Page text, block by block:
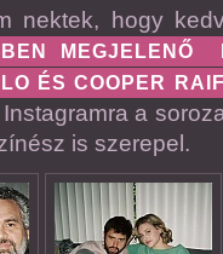
nektek, hogy
BEN
ÉS COOPER
a
is szerepel.